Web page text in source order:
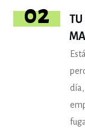
02
TU